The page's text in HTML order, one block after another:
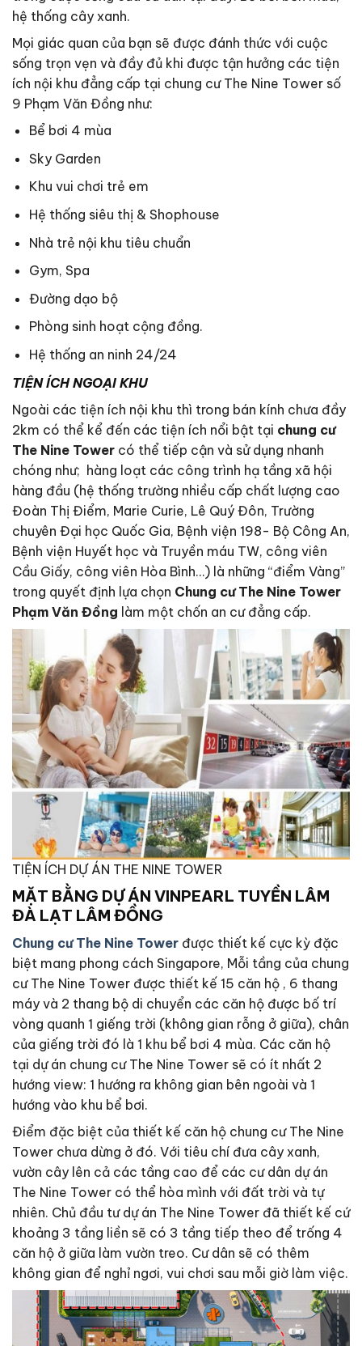
hệ thống cây xanh.
Mọi giác quan của bạn sẽ được đánh thức với cuộc
sống trọn vẹn và đầy đủ khi được tận hưởng các tiện
ích nội khu đẳng cấp tại chung cư The Nine Tower số
9 Phạm Văn Đồng như:
Bể bơi 4 mùa
Sky Garden
Khu vui chơi trẻ em
Hệ thống siêu thị & Shophouse
Nhà trẻ nội khu tiêu chuẩn
Gym, Spa
Đường dạo bộ
Phòng sinh hoạt cộng đồng.
Hệ thống an ninh 24/24
TIỆN ÍCH NGOẠI KHU
Ngoài các tiện ích nội khu thì trong bán kính chưa đầy
2km có thể kể đến các tiện ích nổi bật tại chung cư
The Nine Tower có thể tiếp cận và sử dụng nhanh
chóng như; hàng loạt các công trình hạ tầng xã hội
hàng đầu (hệ thống trường nhiều cấp chất lượng cao
Đoàn Thị Điểm, Marie Curie, Lê Quý Đôn, Trường
chuyên Đại học Quốc Gia, Bệnh viện 198- Bộ Công An,
Bệnh viện Huyết học và Truyền máu TW, công viên
Cầu Giấy, công viên Hòa Bình…) là những “điểm Vàng”
trong quyết định lựa chọn Chung cư The Nine Tower
Phạm Văn Đồng làm một chốn an cư đẳng cấp.
TIỆN ÍCH DỰ ÁN THE NINE TOWER
MẶT BẰNG DỰ ÁN VINPEARL TUYỀN LÂM
ĐÀ LẠT LÂM ĐỒNG
Chung cư The Nine Tower được thiết kế cực kỳ đặc
biệt mang phong cách Singapore, Mỗi tầng của chung
cư The Nine Tower được thiết kế 15 căn hộ , 6 thang
máy và 2 thang bộ di chuyển các căn hộ được bố trí
vòng quanh 1 giếng trời (không gian rỗng ở giữa), chân
của giếng trời đó là 1 khu bể bơi 4 mùa. Các căn hộ
tại dự án chung cư The Nine Tower sẽ có ít nhất 2
hướng view: 1 hướng ra không gian bên ngoài và 1
hướng vào khu bể bơi.
Điểm đặc biệt của thiết kế căn hộ chung cư The Nine
Tower chưa dừng ở đó. Với tiêu chí đưa cây xanh,
vườn cây lên cả các tầng cao để các cư dân dự án
The Nine Tower có thể hòa mình với đất trời và tự
nhiên. Chủ đầu tư dự án The Nine Tower đã thiết kế cứ
khoảng 3 tầng liền sẽ có 3 tầng tiếp theo để trống 4
căn hộ ở giữa làm vườn treo. Cư dân sẽ có thêm
không gian để nghỉ ngơi, vui chơi sau mỗi giờ làm việc.